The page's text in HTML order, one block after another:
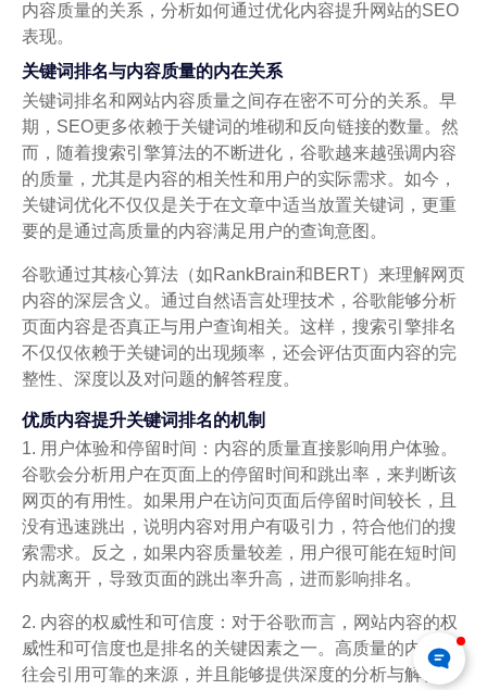
内容质量的关系，分析如何通过优化内容提升网站的SEO
表现。
关键词排名与内容质量的内在关系
关键词排名和网站内容质量之间存在密不可分的关系。早
期，SEO更多依赖于关键词的堆砌和反向链接的数量。然
而，随着搜索引擎算法的不断进化，谷歌越来越强调内容
的质量，尤其是内容的相关性和用户的实际需求。如今，
关键词优化不仅仅是关于在文章中适当放置关键词，更重
要的是通过高质量的内容满足用户的查询意图。
谷歌通过其核心算法（如RankBrain和BERT）来理解网页
内容的深层含义。通过自然语言处理技术，谷歌能够分析
页面内容是否真正与用户查询相关。这样，搜索引擎排名
不仅仅依赖于关键词的出现频率，还会评估页面内容的完
整性、深度以及对问题的解答程度。
优质内容提升关键词排名的机制
1. 用户体验和停留时间：内容的质量直接影响用户体验。
谷歌会分析用户在页面上的停留时间和跳出率，来判断该
网页的有用性。如果用户在访问页面后停留时间较长，且
没有迅速跳出，说明内容对用户有吸引力，符合他们的搜
索需求。反之，如果内容质量较差，用户很可能在短时间
内就离开，导致页面的跳出率升高，进而影响排名。
2. 内容的权威性和可信度：对于谷歌而言，网站内容的权
威性和可信度也是排名的关键因素之一。高质量的内容往
往会引用可靠的来源，并且能够提供深度的分析与解答。